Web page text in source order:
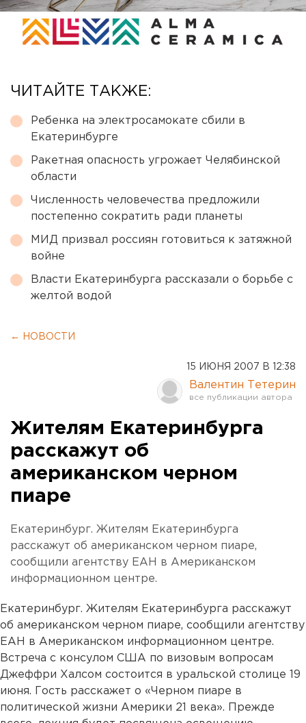
ЧИТАЙТЕ ТАКЖЕ:
Ребенка на электросамокате сбили в
Екатеринбурге
Ракетная опасность угрожает Челябинской
области
Численность человечества предложили
постепенно сократить ради планеты
МИД призвал россиян готовиться к затяжной
войне
Власти Екатеринбурга рассказали о борьбе с
желтой водой
← НОВОСТИ
15 ИЮНЯ 2007 В 12:38
Валентин Тетерин
Жителям Екатеринбурга
расскажут об
американском черном
пиаре
Екатеринбург. Жителям Екатеринбурга
расскажут об американском черном пиаре,
сообщили агентству ЕАН в Американском
информационном центре.
Екатеринбург. Жителям Екатеринбурга расскажут
об американском черном пиаре, сообщили агентству
ЕАН в Американском информационном центре.
Встреча с консулом США по визовым вопросам
Джеффри Халсом состоится в уральской столице 19
июня. Гость расскажет о «Черном пиаре в
политической жизни Америки 21 века». Прежде